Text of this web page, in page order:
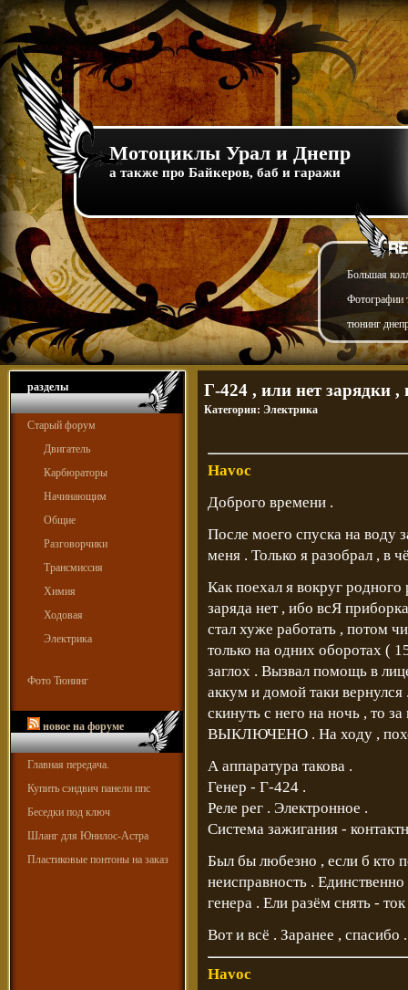
Мотоциклы Урал и Днепр
а также про Байкеров, баб и гаражи
Большая
Фотографии
тюнинг
разделы
Старый форум
Двигатель
Карбюраторы
Начинающим
Общие
Разговорчики
Трансмиссия
Химия
Ходовая
Электрика
Фото Тюнинг
новое на форуме
Главная передача.
Купить сэндвич панели ппс
Беседки под ключ
Шланг для Юнилос-Астра
Пластиковые понтоны на заказ
Г-424 , или нет зарядки ,
Категория: Электрика
Havoc
Доброго времени .
После моего спуска на воду
меня . Только я разобрал , в
Как поехал я вокруг
заряда нет , ибо всЯ
стал хуже работать , потом
только на одних оборотах (
заглох . Вызвал помощь в
аккум и домой таки
скинуть с него на ночь , то
ВЫКЛЮЧЕНО . На ходу ,
А аппаратура такова .
Генер - Г-424 .
Реле рег . Электронное .
Система зажигания -
Был бы любезно , если б кто
неисправность .
генера . Ели разём снять -
Вот и всё . Заранее , спасибо .
Havoc